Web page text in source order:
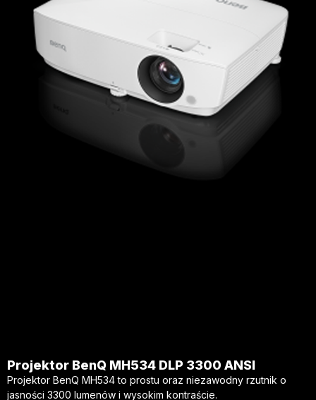
Projektor BenQ MH534 DLP 3300 ANSI
Projektor BenQ MH534 to prostu oraz niezawodny rzutnik o
jasności 3300 lumenów i wysokim kontraście.